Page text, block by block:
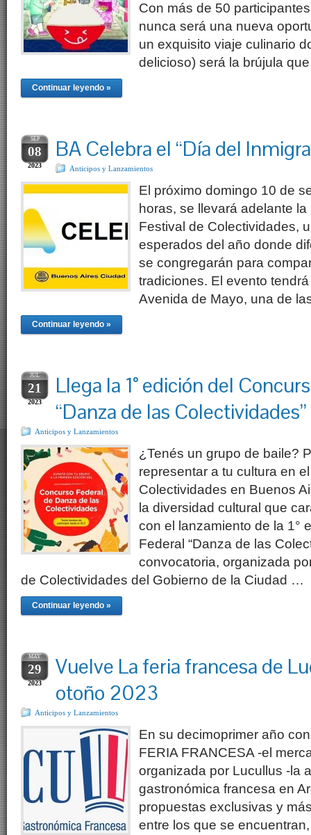
Con más de 50
nunca será una nueva
un exquisito viaje culinario
delicioso) será la brújula
Continuar leyendo »
SEP
08
2023
BA Celebra el “Día del
Anticipos y Lanzamientos
El próximo domingo 10 de
horas, se llevará adelante
Festival de Colectividades,
esperados del año donde
se congregarán para
tradiciones. El evento
Avenida de Mayo, una de
Continuar leyendo »
JUL
21
2023
Llega la 1° edición del
“Danza de las Colectividades”
Anticipos y Lanzamientos
¿Tenés un grupo de baile?
representar a tu cultura en
Colectividades en Buenos
la diversidad cultural que
con el lanzamiento de la 1°
Federal “Danza de las
convocatoria, organizada
de Colectividades del Gobierno de la Ciudad …
Continuar leyendo »
MAY
29
2023
Vuelve La feria francesa de
otoño 2023
Anticipos y Lanzamientos
En su decimoprimer año
FERIA FRANCESA -el
organizada por Lucullus -la
gastronómica francesa en
propuestas exclusivas y
entre los que se